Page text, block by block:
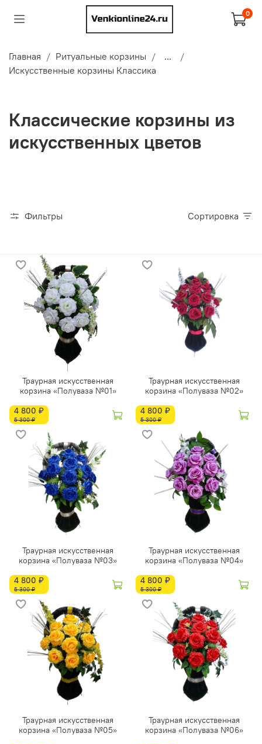
0
Главная Ритуальные корзины
...
Искусственные корзины Классика
Классические корзины из
искусственных цветов
Фильтры Сортировка
Траурная искусственная
корзина «Полуваза №01»
4 800 ₽
5 300 ₽
Траурная искусственная
корзина «Полуваза №02»
4 800 ₽
5 300 ₽
Траурная искусственная
корзина «Полуваза №03»
4 800 ₽
5 300 ₽
Траурная искусственная
корзина «Полуваза №04»
4 800 ₽
5 300 ₽
Траурная искусственная
корзина «Полуваза №05»
Траурная искусственная
корзина «Полуваза №06»